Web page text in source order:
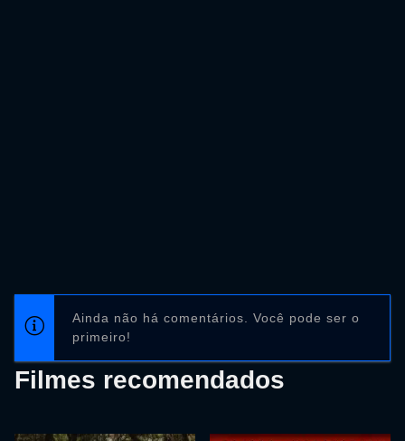
Ainda não há comentários. Você pode ser o
primeiro!
Filmes recomendados